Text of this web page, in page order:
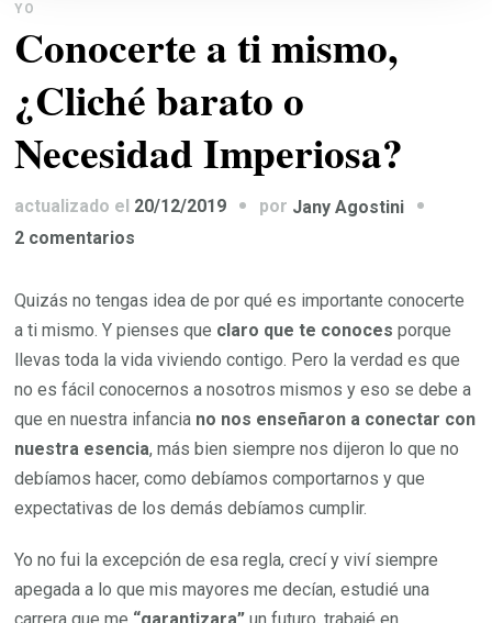
YO
Conocerte a ti mismo,
¿Cliché barato o
Necesidad Imperiosa?
actualizado el 20/12/2019 por Jany Agostini
2 comentarios
a
ti
mismo,
¿Cliché
barato
o
Necesidad
Imperiosa?
Quizás no tengas idea de por qué es importante conocerte
a ti mismo. Y pienses que claro que te conoces porque
llevas toda la vida viviendo contigo. Pero la verdad es que
no es fácil conocernos a nosotros mismos y eso se debe a
que en nuestra infancia no nos enseñaron a conectar con
nuestra esencia, más bien siempre nos dijeron lo que no
debíamos hacer, como debíamos comportarnos y que
expectativas de los demás debíamos cumplir.
Yo no fui la excepción de esa regla, crecí y viví siempre
apegada a lo que mis mayores me decían, estudié una